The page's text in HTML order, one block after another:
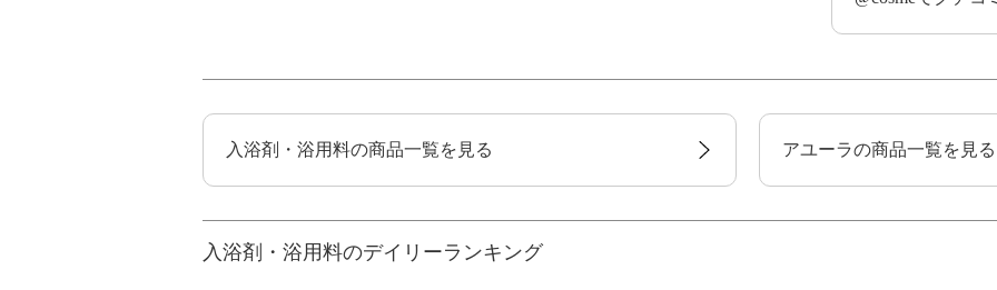
入浴剤・浴用料の商品一覧を見る アユーラの商品一覧を見る
入浴剤・浴用料のデイリーランキング